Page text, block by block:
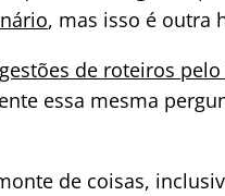
, mas isso é outra
de roteiros
essa mesma
de coisas,